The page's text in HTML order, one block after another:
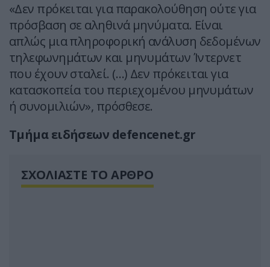
«Δεν πρόκειται για παρακολούθηση ούτε για
πρόσβαση σε αληθινά μηνύματα. Είναι
απλώς μια πληροφορική ανάλυση δεδομένων
τηλεφωνημάτων και μηνυμάτων Ίντερνετ
που έχουν σταλεί. (…) Δεν πρόκειται για
κατασκοπεία του περιεχομένου μηνυμάτων
ή συνομιλιών», πρόσθεσε.
Τμήμα ειδήσεων defencenet.gr
ΣΧΟΛΙΑΣΤΕ ΤΟ ΑΡΘΡΟ